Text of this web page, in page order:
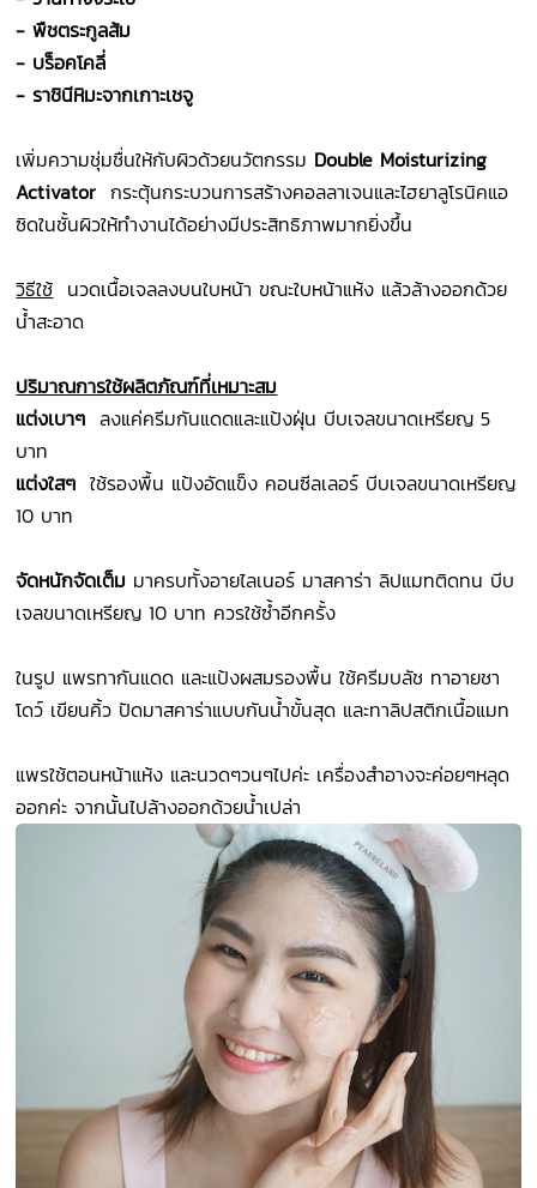
- พืชตระกูลส้ม
- บร็อคโคลี่
- ราชินีหิมะจากเกาะเชจู
เพิ่มความชุ่มชื่นให้กับผิวด้วยนวัตกรรม Double Moisturizing
Activator กระตุ้นกระบวนการสร้างคอลลาเจนและไฮยาลูโรนิคแอ
ซิดในชั้นผิวให้ทำงานได้อย่างมีประสิทธิภาพมากยิ่งขึ้น
วิธีใช้ นวดเนื้อเจลลงบนใบหน้า ขณะใบหน้าแห้ง แล้วล้างออกด้วย
น้ำสะอาด
ปริมาณการใช้ผลิตภัณฑ์ที่เหมาะสม
แต่งเบาๆ ลงแค่ครีมกันแดดและแป้งฝุ่น บีบเจลขนาดเหรียญ 5
บาท
แต่งใสๆ ใช้รองพื้น แป้งอัดแข็ง คอนซีลเลอร์ บีบเจลขนาดเหรียญ
10 บาท
จัดหนักจัดเต็ม มาครบทั้งอายไลเนอร์ มาสคาร่า ลิปแมทติดทน บีบ
เจลขนาดเหรียญ 10 บาท ควรใช้ซ้ำอีกครั้ง
ในรูป แพรทากันแดด และแป้งผสมรองพื้น ใช้ครีมบลัช ทาอายชา
โดว์ เขียนคิ้ว ปัดมาสคาร่าแบบกันน้ำขั้นสุด และทาลิปสติกเนื้อแมท
แพรใช้ตอนหน้าแห้ง และนวดๆวนๆไปค่ะ เครื่องสำอางจะค่อยๆหลุด
ออกค่ะ จากนั้นไปล้างออกด้วยน้ำเปล่า